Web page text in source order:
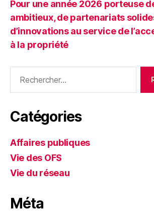
Pour une année 2026 porteuse
ambitieux, de partenariats
d’innovations au service de
à la propriété
Catégories
Affaires publiques
Vie des OFS
Vie du réseau
Méta